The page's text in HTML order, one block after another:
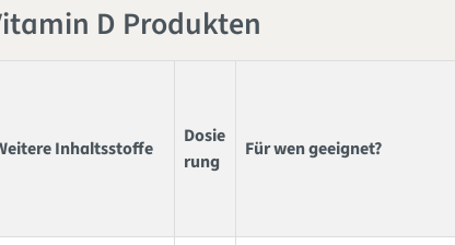
D Produkten
Inhaltsstoffe
Dosie
rung
Für wen geeignet?